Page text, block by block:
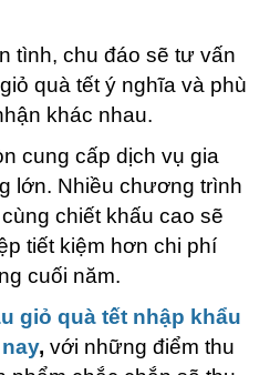
tình, chu đáo sẽ tư vấn
quà tết ý nghĩa và phù
khác nhau.
cung cấp dịch vụ gia
lớn. Nhiều chương trình
chiết khấu cao sẽ
tiết kiệm hơn chi phí
cuối năm.
giỏ quà tết nhập khẩu
, với những điểm thu